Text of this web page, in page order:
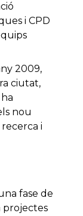
i CPD
2009,
ciutat,
nou
i
fase de
projectes